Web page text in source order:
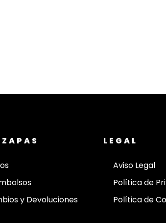
y Devoluciones
LEGAL
Aviso Legal
Política de
Política de